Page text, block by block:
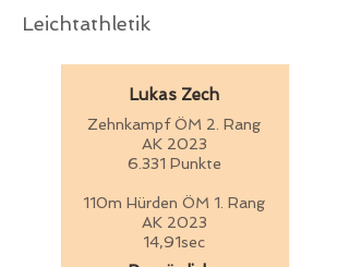
Leichtathletik
Lukas Zech
Zehnkampf ÖM 2. Rang
AK 2023
6.331 Punkte
110m Hürden ÖM 1. Rang
AK 2023
14,91sec